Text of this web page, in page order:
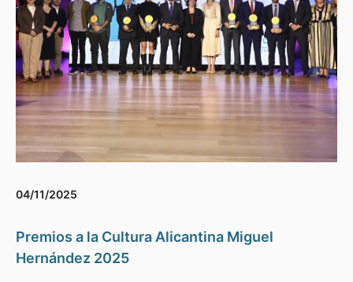
04/11/2025
Premios a la Cultura Alicantina Miguel
Hernández 2025